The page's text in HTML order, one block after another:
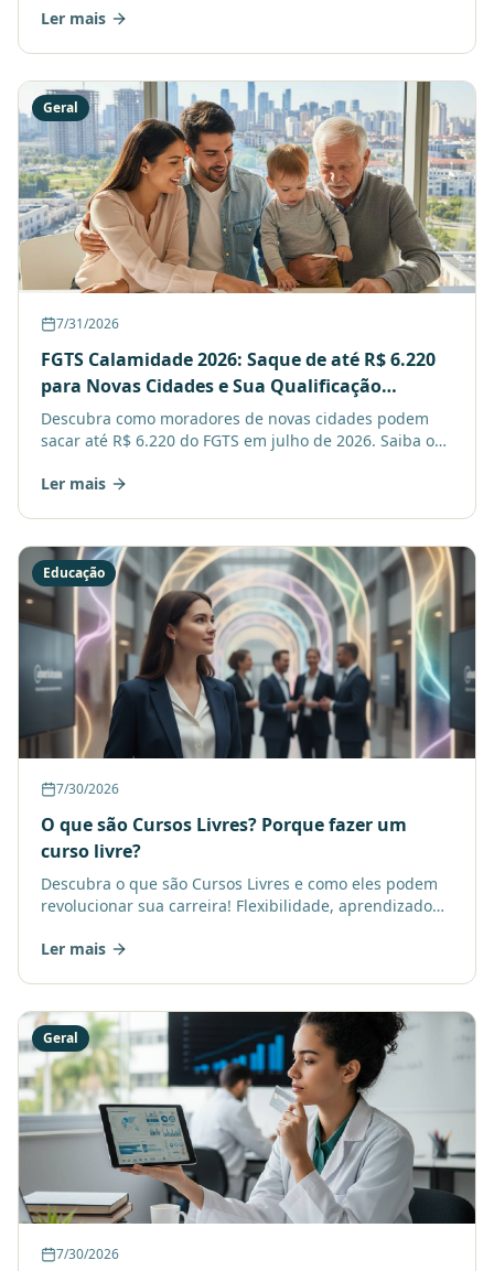
Compare carreiras d
Ler mais
Geral
7/31/2026
FGTS Calamidade 2026: Saque de até R$ 6.220
para Novas Cidades e Sua Qualificação
Profissional
Descubra como moradores de novas cidades podem
sacar até R$ 6.220 do FGTS em julho de 2026. Saiba os
impulsionar
Ler mais
Educação
7/30/2026
O que são Cursos Livres? Porque fazer um
curso livre?
Descubra o que são Cursos Livres e como eles podem
revolucionar sua carreira! Flexibilidade, aprendizado
que investir agora!
Ler mais
Geral
7/30/2026